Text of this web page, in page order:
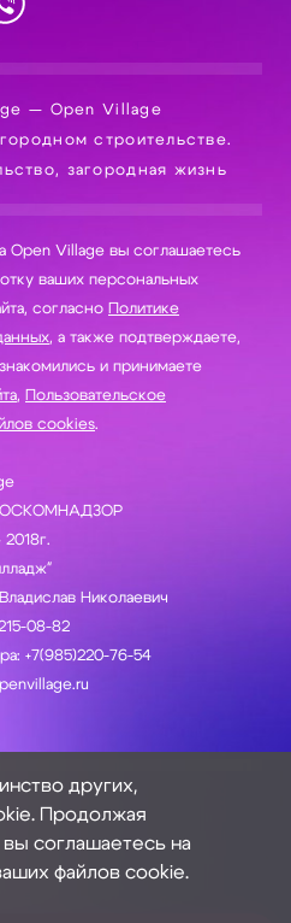
— Open Village
строительстве.
загородная жизнь
Open Village вы соглашаетесь
согласно Политике
, а также подтверждаете,
и принимаете
, Пользовательское
cookies.
Николаевич
08-82
+7(985)220-76-54
других,
Продолжая
соглашаетесь на
файлов cookie.